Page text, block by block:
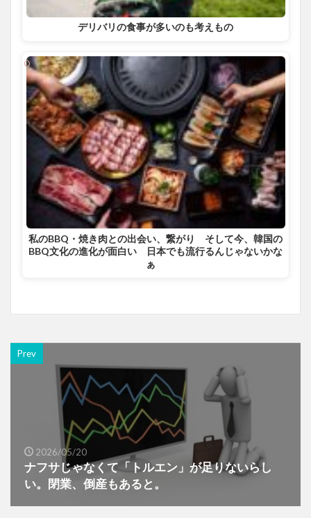
デリバリの食事が多いのも考えもの
私のBBQ・焼き肉との出会い、繋がり そして今、韓国の
BBQ文化の進化が面白い 日本でも流行るんじゃないかな
ぁ
Prev
2026/05/20
ナフサじゃなくて「トルエン」が足りないらし
い。閉業、倒産もあると。